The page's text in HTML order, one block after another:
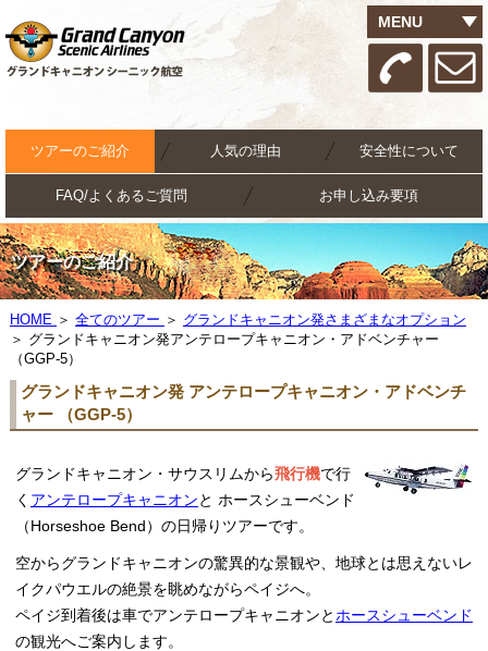
MENU
ツアーのご紹介 人気の理由 安全性について
FAQ/よくあるご質問 お申し込み要項
ツアーのご紹介
HOME ＞ 全てのツアー ＞ グランドキャニオン発さまざまなオプション
＞ グランドキャニオン発アンテロープキャニオン・アドベンチャー
（GGP-5）
グランドキャニオン発 アンテロープキャニオン・アドベンチ
ャー （GGP-5）
グランドキャニオン・サウスリムから飛行機で行
く アンテロープキャニオン と ホースシューベンド
（Horseshoe Bend）の日帰りツアーです。
空からグランドキャニオンの驚異的な景観や、地球とは思えないレ
イクパウエルの絶景を眺めながらペイジへ。
ペイジ到着後は車でアンテロープキャニオンと ホースシューベンド
の観光へご案内します。